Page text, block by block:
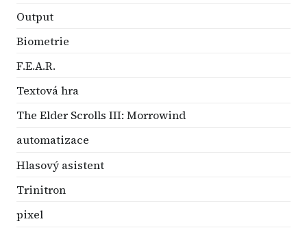
Output
Biometrie
F.E.A.R.
Textová hra
The Elder Scrolls III: Morrowind
automatizace
Hlasový asistent
Trinitron
pixel